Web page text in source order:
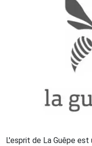
L'esprit de La Guêpe